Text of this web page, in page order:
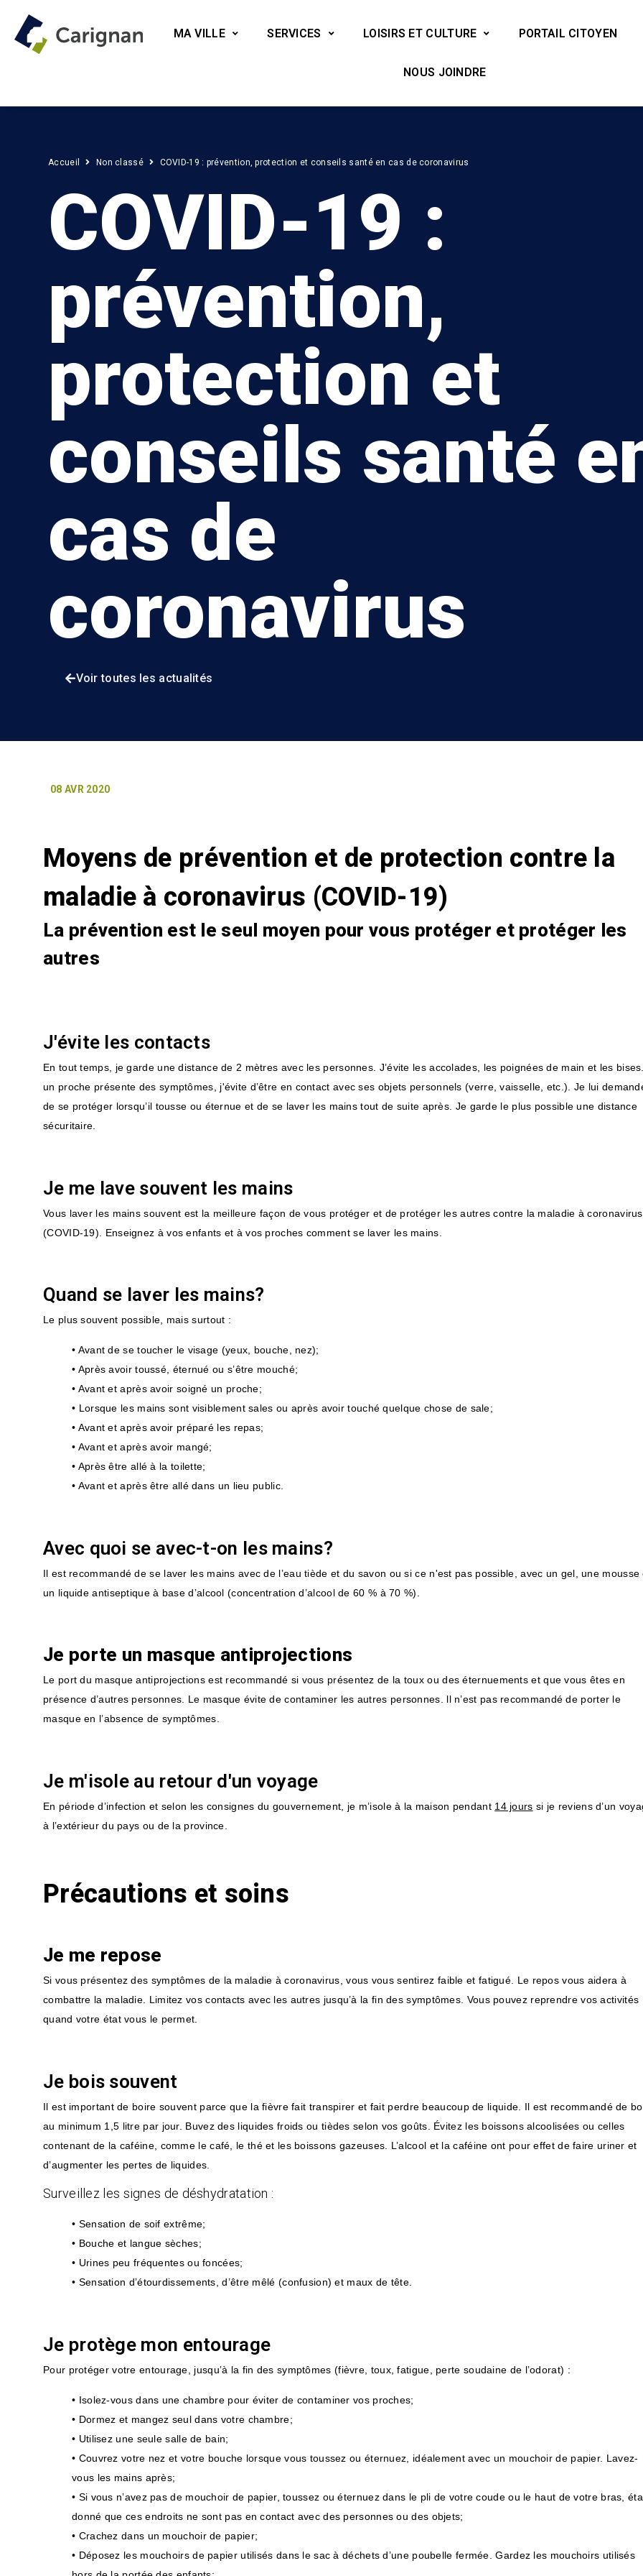
MA VILLE SERVICES LOISIRS ET CULTURE PORTAIL CITOYEN
NOUS JOINDRE
Accueil Non classé COVID-19 : prévention, protection et conseils santé en cas de coronavirus
COVID-19 :
prévention,
protection et
conseils santé
cas de
coronavirus
Voir toutes les actualités
08 AVR 2020
Moyens de prévention et de protection contre la
maladie à coronavirus (COVID-19)
La prévention est le seul moyen pour vous protéger et protéger les
autres
J'évite les contacts
En tout temps, je garde une distance de 2 mètres avec les personnes. J’évite les accolades, les poignées de main et les
un proche présente des symptômes, j'évite d’être en contact avec ses objets personnels (verre, vaisselle, etc.). Je lui
de se protéger lorsqu’il tousse ou éternue et de se laver les mains tout de suite après. Je garde le plus possible une distance
sécuritaire.
Je me lave souvent les mains
Vous laver les mains souvent est la meilleure façon de vous protéger et de protéger les autres contre la maladie à coronavirus
(COVID-19). Enseignez à vos enfants et à vos proches comment se laver les mains.
Quand se laver les mains?
Le plus souvent possible, mais surtout :
• Avant de se toucher le visage (yeux, bouche, nez);
• Après avoir toussé, éternué ou s’être mouché;
• Avant et après avoir soigné un proche;
• Lorsque les mains sont visiblement sales ou après avoir touché quelque chose de sale;
• Avant et après avoir préparé les repas;
• Avant et après avoir mangé;
• Après être allé à la toilette;
• Avant et après être allé dans un lieu public.
Avec quoi se avec-t-on les mains?
Il est recommandé de se laver les mains avec de l’eau tiède et du savon ou si ce n'est pas possible, avec un gel, une mousse
un liquide antiseptique à base d’alcool (concentration d’alcool de 60 % à 70 %).
Je porte un masque antiprojections
Le port du masque antiprojections est recommandé si vous présentez de la toux ou des éternuements et que vous êtes en
présence d’autres personnes. Le masque évite de contaminer les autres personnes. ll n’est pas recommandé de porter le
masque en l’absence de symptômes.
Je m'isole au retour d'un voyage
En période d’infection et selon les consignes du gouvernement, je m’isole à la maison pendant 14 jours si je reviens d’un
à l’extérieur du pays ou de la province.
Précautions et soins
Je me repose
Si vous présentez des symptômes de la maladie à coronavirus, vous vous sentirez faible et fatigué. Le repos vous aidera à
combattre la maladie. Limitez vos contacts avec les autres jusqu’à la fin des symptômes. Vous pouvez reprendre vos activités
quand votre état vous le permet.
Je bois souvent
Il est important de boire souvent parce que la fièvre fait transpirer et fait perdre beaucoup de liquide. Il est recommandé de
au minimum 1,5 litre par jour. Buvez des liquides froids ou tièdes selon vos goûts. Évitez les boissons alcoolisées ou celles
contenant de la caféine, comme le café, le thé et les boissons gazeuses. L’alcool et la caféine ont pour effet de faire uriner et
d’augmenter les pertes de liquides.
Surveillez les signes de déshydratation :
• Sensation de soif extrême;
• Bouche et langue sèches;
• Urines peu fréquentes ou foncées;
• Sensation d’étourdissements, d’être mêlé (confusion) et maux de tête.
Je protège mon entourage
Pour protéger votre entourage, jusqu’à la fin des symptômes (fièvre, toux, fatigue, perte soudaine de l’odorat) :
• Isolez-vous dans une chambre pour éviter de contaminer vos proches;
• Dormez et mangez seul dans votre chambre;
• Utilisez une seule salle de bain;
• Couvrez votre nez et votre bouche lorsque vous toussez ou éternuez, idéalement avec un mouchoir de papier. Lavez-
vous les mains après;
• Si vous n’avez pas de mouchoir de papier, toussez ou éternuez dans le pli de votre coude ou le haut de votre bras,
donné que ces endroits ne sont pas en contact avec des personnes ou des objets;
• Crachez dans un mouchoir de papier;
• Déposez les mouchoirs de papier utilisés dans le sac à déchets d’une poubelle fermée. Gardez les mouchoirs utilisés